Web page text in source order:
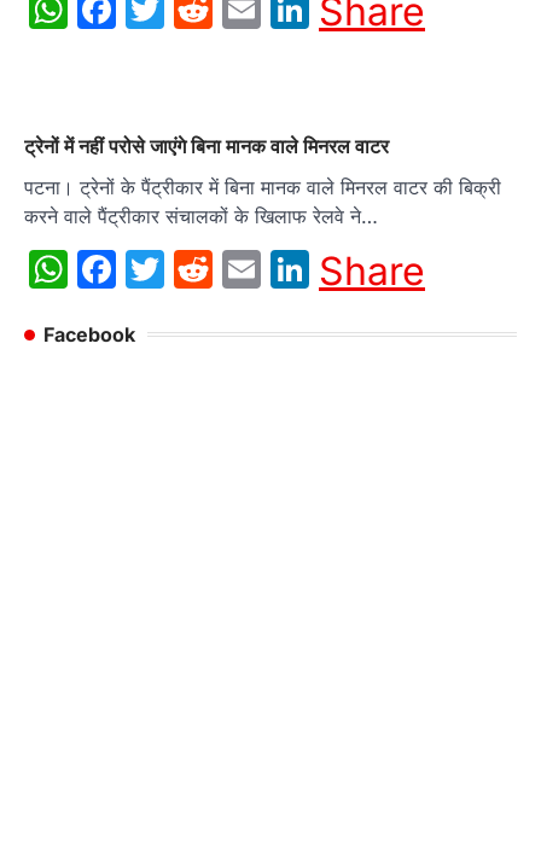
Share
ट्रेनों में नहीं परोसे जाएंगे बिना मानक वाले मिनरल वाटर
पटना। ट्रेनों के पैंट्रीकार में बिना मानक वाले मिनरल वाटर की बिक्री
करने वाले पैंट्रीकार संचालकों के खिलाफ रेलवे ने…
WhatsApp
Facebook
Twitter
Reddit
EmailLinkedIn
Share
Facebook